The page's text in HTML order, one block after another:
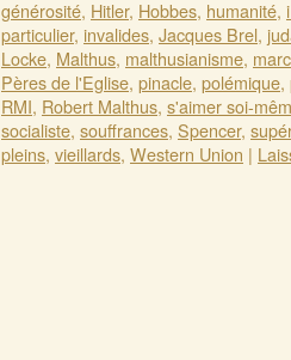
générosité, Hitler, Hobbes, humanité,
particulier, invalides, Jacques Brel,
Locke, Malthus, malthusianisme,
Pères de l'Eglise, pinacle, polémique,
RMI, Robert Malthus, s'aimer soi-
socialiste, souffrances, Spencer,
pleins, vieillards, Western Union |